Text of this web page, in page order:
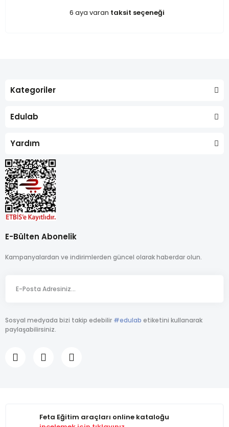
6 aya varan taksit seçeneği
Kategoriler
Edulab
Yardım
E-Bülten Abonelik
Kampanyalardan ve indirimlerden güncel olarak haberdar olun.
Sosyal medyada bizi takip edebilir #edulab etiketini kullanarak
paylaşabilirsiniz.
Feta Eğitim araçları online kataloğu